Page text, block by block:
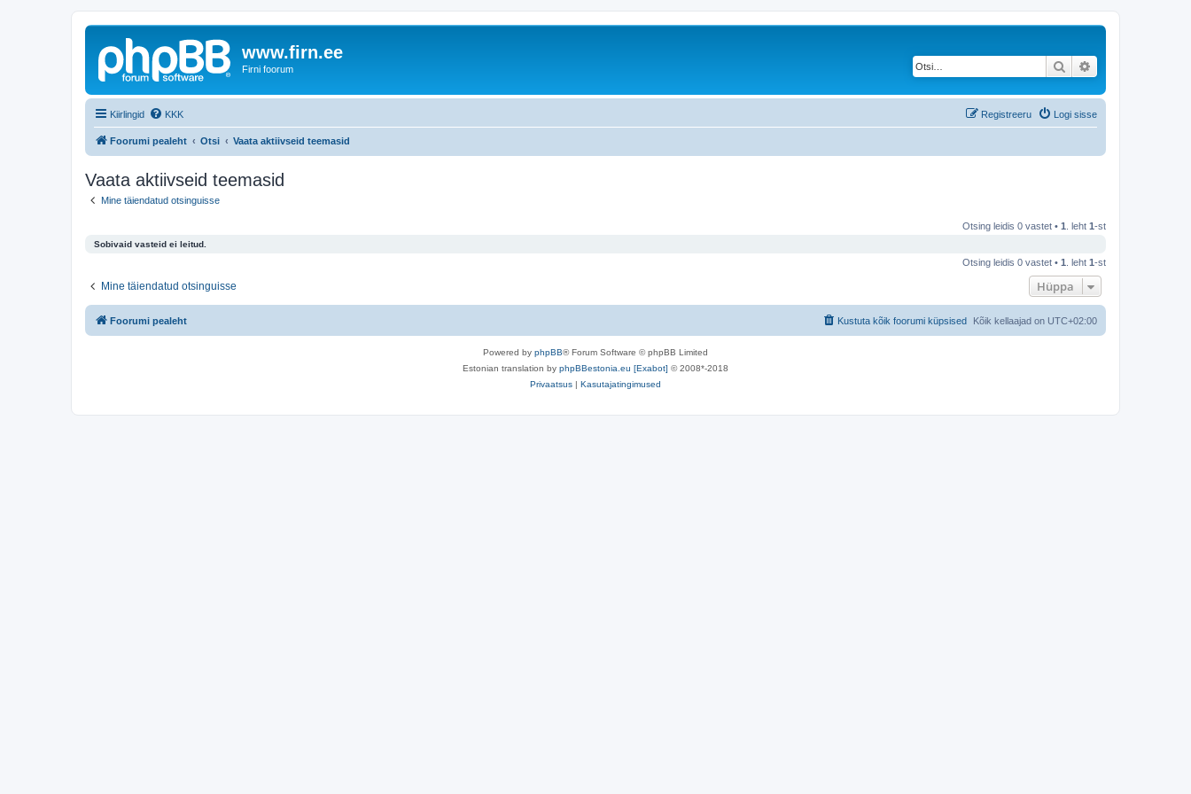
www.firn.ee
Firni foorum Otsi
Kiirlingid KKK Logi sisse
Registreeru
Foorumi pealeht Otsi Vaata aktiivseid teemasid
Vaata aktiivseid teemasid
Mine täiendatud otsinguisse
Otsing leidis 0 vastet • 1 . leht 1-st
Sobivaid vasteid ei leitud.
Otsing leidis 0 vastet • 1 . leht 1-st
Mine täiendatud otsinguisse Hüppa
Foorumi pealeht Kõik kellaajad on UTC+02:00
Kustuta kõik foorumi küpsised
Powered by phpBB® Forum Software © phpBB Limited
Estonian translation by phpBBestonia.eu [Exabot] © 2008*-2018
Privaatsus | Kasutajatingimused